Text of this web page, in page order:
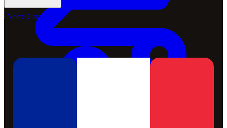
Notre Catalogue